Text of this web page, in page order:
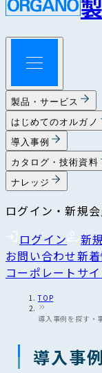
製品・サービス
はじめてのオルガノ
導入事例
カタログ・技術資料
ナレッジ
ログイン・新規
ログイン
新
お問い合わせ新
コーポレートサイ
TOP
導入事例を探す・
導入事